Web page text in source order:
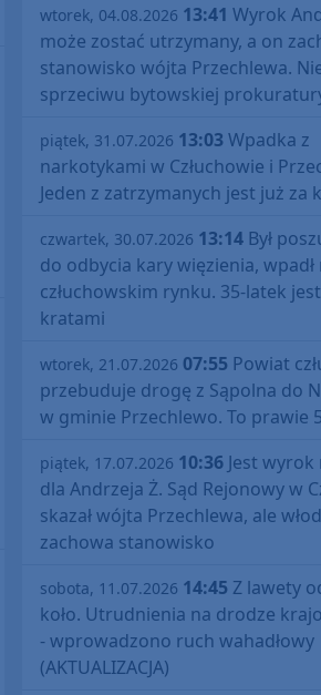
wtorek, 04.08.2026 13:41 Wyrok
może zostać utrzymany, a on
stanowisko wójta Przechlewa.
sprzeciwu bytowskiej
piątek, 31.07.2026 13:03Wpadka z
narkotykami w Człuchowie i
Jeden z zatrzymanych jest już za
czwartek, 30.07.2026 13:14 Był
do odbycia kary więzienia, wpadł
człuchowskim rynku. 35-latek
kratami
wtorek, 21.07.2026 07:55 Powiat
przebuduje drogę z Sąpolna do
w gminie Przechlewo. To prawie
piątek, 17.07.2026 10:36 Jest
dla Andrzeja Ż. Sąd Rejonowy w
skazał wójta Przechlewa, ale
zachowa stanowisko
sobota, 11.07.2026 14:45 Z lawety
koło. Utrudnienia na drodze
- wprowadzono ruch wahadłowy
(AKTUALIZACJA)